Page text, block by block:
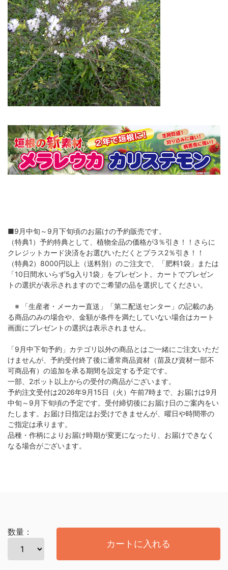
■9月中旬～9月下旬頃のお届けの予約販売です。
（特典1）予約特典として、植物全品の価格が3％引き！！さらに
クレジットカード決済をお選びいただくとプラス2％引き！！
（特典2）8000円以上（送料別）のご注文で、「肥料1袋」または
「10日間水いらず5g入り1袋」をプレゼント。カートでプレゼン
トの選択が表示されますのでご希望の品を選択してください。
※ 「生産者・メーカー直送」「第二配送センター」の記載のあ
る商品のみの場合や、金額が条件を満たしていない場合はカート
画面にプレゼントの選択は表示されません。
「9月中下旬予約」カテゴリ以外の商品とはご一緒にご注文いただ
けませんが、予約受付終了後に通常商品資材（苗及び資材一部不
可商品有）の追加を承る期間を設定する予定です。
一部、2ポット以上からの受付の商品がございます。
予約注文受付は2026年9月15日（火）午前7時まで、お届けは9月
中旬～9月下旬頃の予定です。受付締切後にお届け日のご案内をい
たします。お届け日指定はお受けできませんが、曜日や時間帯の
ご指定は承ります。
品種・作柄によりお届け時期が変更になったり、お届けできなく
なる場合がございます。
数量：
カートに入れる